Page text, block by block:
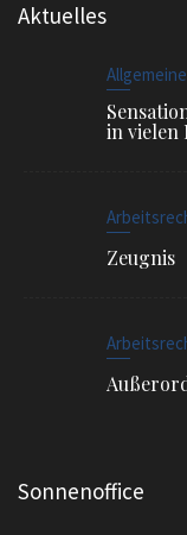
Aktuelles
in vielen
Zeugnis
Sonnenoffice